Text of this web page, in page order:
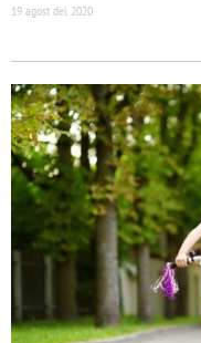
19 agost del 2020